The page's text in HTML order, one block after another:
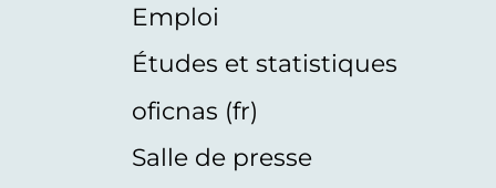
Emploi
Études et statistiques
oficnas (fr)
Salle de presse